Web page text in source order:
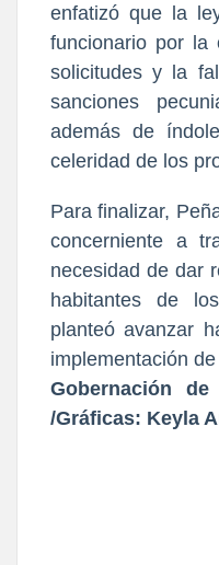
enfatizó que la
funcionario por la
solicitudes y la
sanciones
además de
celeridad de los
Para finalizar,
concerniente a
necesidad de dar
habitantes de
planteó avanzar
implementación
Gobernación
/Gráficas: Keyla